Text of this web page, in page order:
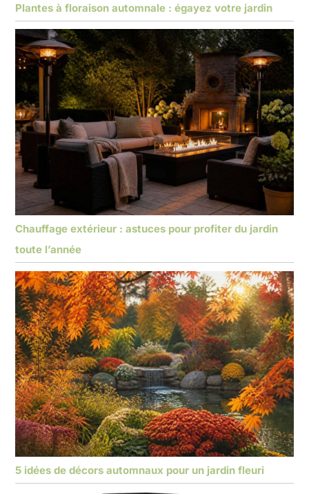
Plantes à floraison automnale : égayez votre jardin
Chauffage extérieur : astuces pour profiter du jardin
toute l’année
5 idées de décors automnaux pour un jardin fleuri